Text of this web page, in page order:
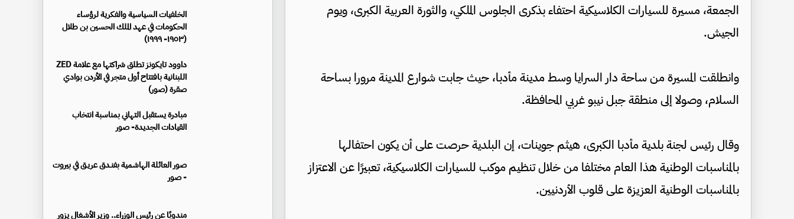
الجمعة، مسيرة للسيارات الكلاسيكية احتفاء بذكرى الجلوس الملكي، والثورة العربية الكبرى، ويوم
الجيش.
وانطلقت المسيرة من ساحة دار السرايا وسط مدينة مأدبا، حيث جابت شوارع المدينة مرورا بساحة
السلام، وصولا إلى منطقة جبل نيبو غربي المحافظة.
وقال رئيس لجنة بلدية مأدبا الكبرى، هيثم جوينات، إن البلدية حرصت على أن يكون احتفالها
بالمناسبات الوطنية هذا العام مختلفا من خلال تنظيم موكب للسيارات الكلاسيكية، تعبيرًا عن الاعتزاز
بالمناسبات الوطنية العزيزة على قلوب الأردنيين.
الخلفيات السياسية والفكرية لرؤساء
الحكومات في عهد الملك الحسين بن طلال
(١٩٥٣- ١٩٩٩)
داوود تايكونز تطلق شراكتها مع علامة ZED
اللبنانية بافتتاح أول متجر في الأردن بوادي
صقرة (صور)
مبادرة يستقبل التهاني بمناسبة انتخاب
القيادات الجديدة- صور
صور العائلة الهاشمية بفنـدق عريـق في بيروت
- صور
مندوبًا عن رئيس الوزراء.. وزير الأشغال يزور